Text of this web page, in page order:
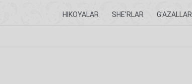
HIKOYALAR SHE'RLAR G'AZALLAR